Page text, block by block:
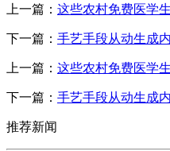
上一篇： 这些农村免费医学
下一篇： 手艺手段从动生成
上一篇： 这些农村免费医学
下一篇： 手艺手段从动生成
推荐新闻